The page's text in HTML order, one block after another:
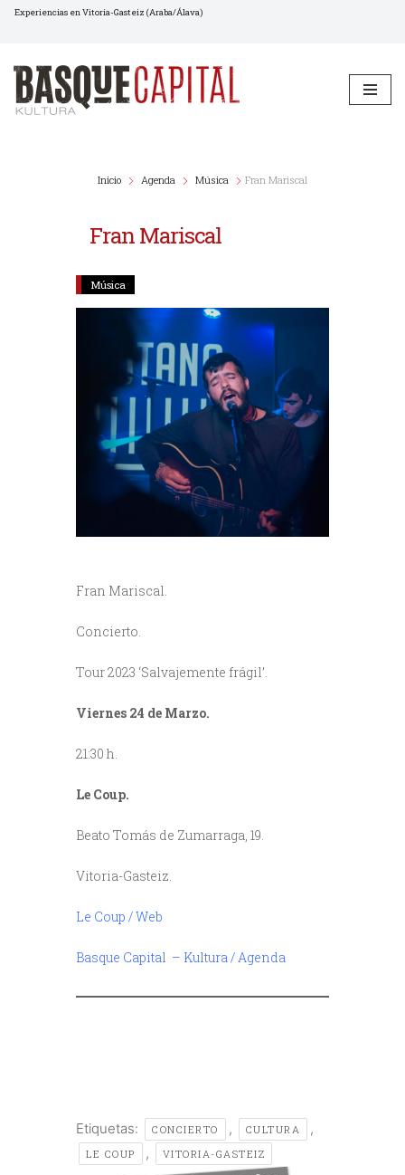
al
contenido
Experiencias en Vitoria-Gasteiz (Araba/Álava)
Inicio Agenda Música Fran Mariscal
Fran Mariscal
Música
Fran Mariscal.
Concierto.
Tour 2023 ‘Salvajemente frágil’.
Viernes 24 de Marzo.
21:30 h.
Le Coup.
Beato Tomás de Zumarraga, 19.
Vitoria-Gasteiz.
Le Coup / Web
Basque Capital – Kultura / Agenda
Etiquetas: CONCIERTO , CULTURA ,
LE COUP , VITORIA-GASTEIZ